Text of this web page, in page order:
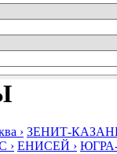
› ЗЕНИТ-
› ЕНИСЕЙ ›